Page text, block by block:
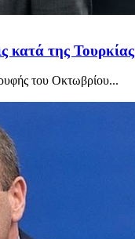
κατά της Τουρκίας
του Οκτωβρίου...